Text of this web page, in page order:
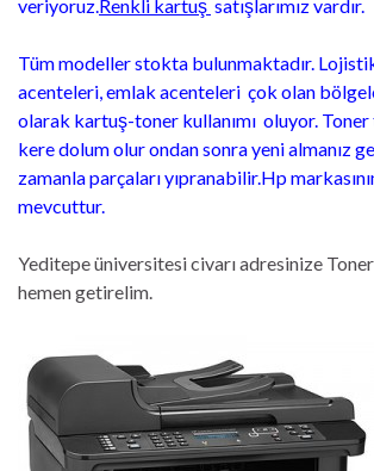
veriyoruz. Renkli kartuş satışlarımız vardır.
Tüm modeller stokta bulunmaktadır.
acenteleri, emlak acenteleri çok olan
olarak kartuş-toner kullanımı oluyor.
kere dolum olur ondan sonra yeni almanız
zamanla parçaları yıpranabilir.Hp
mevcuttur.
Yeditepe üniversitesi civarı adresinize
hemen getirelim.